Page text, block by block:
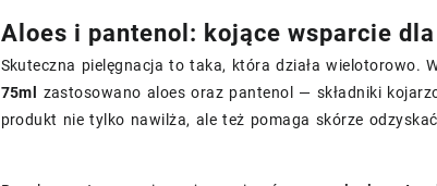
Aloes i pantenol: kojące wsparcie
Skuteczna pielęgnacja to taka, która działa wielotorowo.
75ml
zastosowano aloes oraz pantenol — składniki
produkt nie tylko nawilża, ale też pomaga skórze